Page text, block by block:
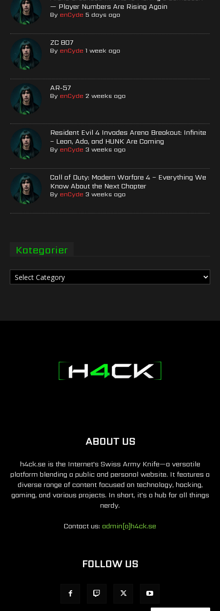
— Player Numbers Are Rising Again
ByenCyde 5 days ago
ZC 807
ByenCyde 1 week ago
AR-57
ByenCyde 2 weeks ago
Resident Evil 4 Invades Arena Breakout: Infinite
– Leon, Ada, and HUNK Are Coming
ByenCyde 3 weeks ago
Call of Duty: Modern Warfare 4 – Everything We
Know About the Next Chapter
ByenCyde 3 weeks ago
Kategorier
Kategorier
ABOUT US
h4ck.se is the Internet's Swiss Army Knife—a versatile
platform blending a public and personal website. It features a
diverse range of content focused on technology, hacking,
gaming, and various projects. In short, it's a hub for all things
nerdy.
Contact us: admin[a]h4ck.se
FOLLOW US